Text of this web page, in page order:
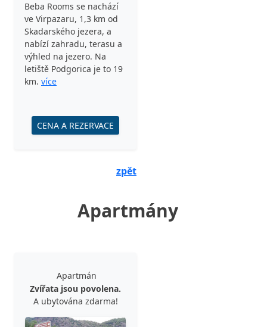
Beba Rooms se nachází
ve Virpazaru, 1,3 km od
Skadarského jezera, a
nabízí zahradu, terasu a
výhled na jezero. Na
letiště Podgorica je to 19
km. více
CENA A REZERVACE
zpět
Apartmány
Apartmán
Zvířata jsou povolena.
A ubytována zdarma!